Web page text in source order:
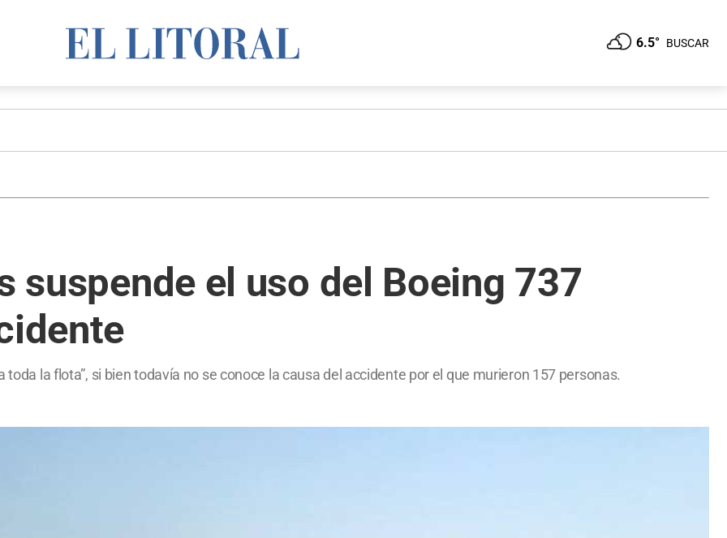
6.5° BUSCAR
suspende el uso del Boeing 737
la flota”, si bien todavía no se conoce la causa del accidente por el que murieron 157 personas.